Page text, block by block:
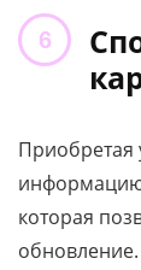
Приобретая
которая